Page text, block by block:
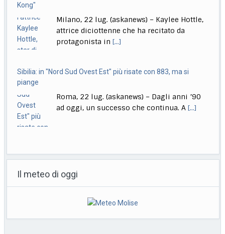
Kong"
Milano, 22 lug. (askanews) – Kaylee Hottle,
attrice diciottenne che ha recitato da
protagonista in[...]
Sibilia: in "Nord Sud Ovest Est" più risate con 883, ma si
piange
Roma, 22 lug. (askanews) – Dagli anni ’90
ad oggi, un successo che continua. A[...]
Autori
Roma, 22 lug. (askanews) – Venticinque
anteprime mondiali, di cui quattordici
dirette da donne, dieci
Il meteo di oggi